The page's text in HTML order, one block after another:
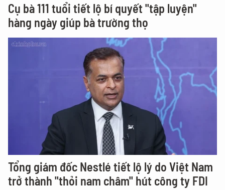
Cụ bà 111 tuổi tiết lộ bí quyết "tập luyện"
hàng ngày giúp bà trường thọ
Tổng giám đốc Nestlé tiết lộ lý do Việt Nam
trở thành "thỏi nam châm" hút công ty FDI